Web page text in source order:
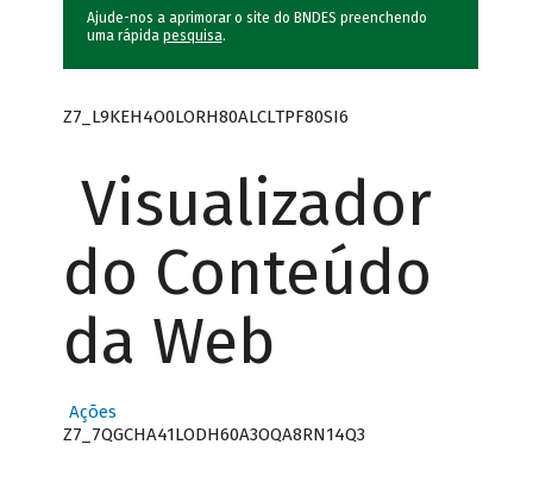
Ajude-nos a aprimorar o site do BNDES preenchendo
uma rápida pesquisa.
Z7_L9KEH4O0LORH80ALCLTPF80SI6
Visualizador
do Conteúdo
da Web
Ações
Z7_7QGCHA41LODH60A3OQA8RN14Q3